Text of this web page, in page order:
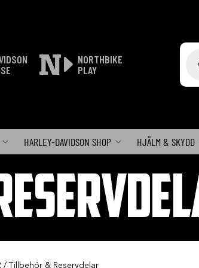
NORTHBIKE
PLAY
HARLEY-DAVIDSON SHOP HJÄLM & SKYDD
/ Tillbehör & Reservdelar